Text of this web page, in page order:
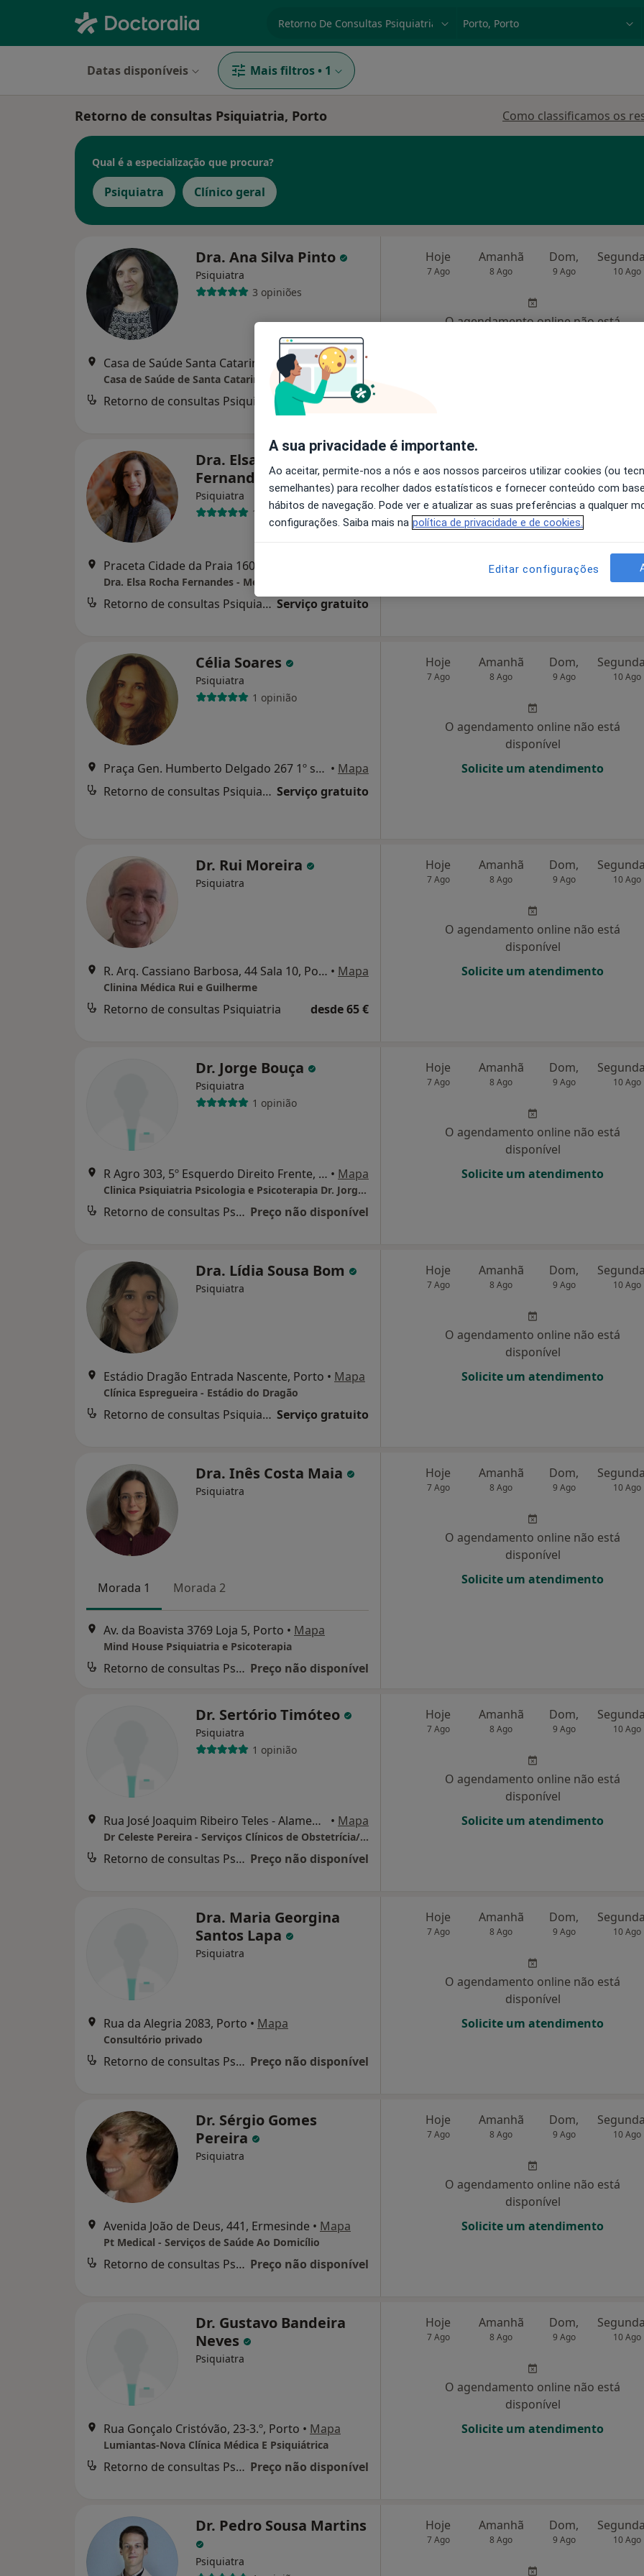
Datas disponíveis Mais filtros • 1
Retorno de consultas Psiquiatria, Porto Como classificamos os
Qual é a especialização que procura?
Psiquiatra Clínico geral
Dra. Ana Silva Pinto
Psiquiatra
3 opiniões
Casa de Saúde Santa CatarinaRua de Santa Catarina, 1491, Porto • Mapa
Casa de Saúde de Santa Catarina
Retorno de consultas Psiquiatria desde 75 €
Hoje
7 Ago
Amanhã
8 Ago
Dom,
9 Ago 10 Ago
O agendamento online não está
Dra. Elsa Rocha
Fernandes
Psiquiatra
15 opiniões
Praceta Cidade da Praia 160, Porto
Dra. Elsa Rocha Fernandes - Médica psiquiatra
Retorno de consultas Psiquiatria Serviço gratuito
7 Ago 8 Ago 9 Ago 10 Ago
O agendamento online não está
Solicite um atendimento
Célia Soares
Psiquiatra
1 opinião
Praça Gen. Humberto Delgado 267 1º sala 6 - 7, Porto • Mapa
Retorno de consultas Psiquiatria Serviço gratuito
Hoje
7 Ago
Amanhã
8 Ago
Dom,
9 Ago 10 Ago
O agendamento online não está
disponível
Solicite um atendimento
Dr. Rui Moreira
Psiquiatra
R. Arq. Cassiano Barbosa, 44 Sala 10, Porto • Mapa
Clinina Médica Rui e Guilherme
Retorno de consultas Psiquiatria desde 65 €
Hoje
7 Ago
Amanhã
8 Ago
Dom,
9 Ago 10 Ago
O agendamento online não está
disponível
Solicite um atendimento
Dr. Jorge Bouça
Psiquiatra
1 opinião
R Agro 303, 5º Esquerdo Direito Frente, Vila Nova de Gaia • Mapa
Clinica Psiquiatria Psicologia e Psicoterapia Dr. Jorge Bouça Lda.
Retorno de consultas Psiquiatria Preço não disponível
Hoje
7 Ago
Amanhã
8 Ago
Dom,
9 Ago 10 Ago
O agendamento online não está
disponível
Solicite um atendimento
Dra. Lídia Sousa Bom
Psiquiatra
Estádio Dragão Entrada Nascente, Porto • Mapa
Clínica Espregueira - Estádio do Dragão
Retorno de consultas Psiquiatria Serviço gratuito
Hoje
7 Ago
Amanhã
8 Ago
Dom,
9 Ago 10 Ago
O agendamento online não está
disponível
Solicite um atendimento
Dra. Inês Costa Maia
Psiquiatra
Morada 1 Morada 2
Av. da Boavista 3769 Loja 5, Porto • Mapa
Mind House Psiquiatria e Psicoterapia
Retorno de consultas Psiquiatria Preço não disponível
Hoje
7 Ago
Amanhã
8 Ago
Dom,
9 Ago 10 Ago
O agendamento online não está
disponível
Solicite um atendimento
Dr. Sertório Timóteo
Psiquiatra
1 opinião
Rua José Joaquim Ribeiro Teles - Alameda do Parque Urbano (1.º andar) || Disponilidade para atendimentos por marcação em, Ermesinde • Mapa
Dr Celeste Pereira - Serviços Clínicos de Obstetrícia/Ginecologia Unipessoal
Retorno de consultas Psiquiatria Preço não disponível
Hoje
7 Ago
Amanhã
8 Ago
Dom,
9 Ago 10 Ago
O agendamento online não está
disponível
Solicite um atendimento
Dra. Maria Georgina
Santos Lapa
Psiquiatra
Rua da Alegria 2083, Porto • Mapa
Consultório privado
Retorno de consultas Psiquiatria Preço não disponível
Hoje
7 Ago
Amanhã
8 Ago
Dom,
9 Ago 10 Ago
O agendamento online não está
disponível
Solicite um atendimento
Dr. Sérgio Gomes
Pereira
Psiquiatra
Avenida João de Deus, 441, Ermesinde • Mapa
Pt Medical - Serviços de Saúde Ao Domicílio
Retorno de consultas Psiquiatria Preço não disponível
Hoje
7 Ago
Amanhã
8 Ago
Dom,
9 Ago 10 Ago
O agendamento online não está
disponível
Solicite um atendimento
Dr. Gustavo Bandeira
Neves
Psiquiatra
Rua Gonçalo Cristóvão, 23-3.º, Porto • Mapa
Lumiantas-Nova Clínica Médica E Psiquiátrica
Retorno de consultas Psiquiatria Preço não disponível
Hoje
7 Ago
Amanhã
8 Ago
Dom,
9 Ago 10 Ago
O agendamento online não está
disponível
Solicite um atendimento
Dr. Pedro Sousa Martins
Psiquiatra
Hoje
7 Ago
Amanhã
8 Ago
Dom,
9 Ago 10 Ago
A sua privacidade é importante.
Ao aceitar, permite-nos a nós e aos nossos parceiros utilizar cookies (ou
semelhantes) para recolher dados estatísticos e fornecer conteúdo com
hábitos de navegação. Pode ver e atualizar as suas preferências a qualquer
configurações. Saiba mais na política de privacidade e de cookies.
Editar configurações